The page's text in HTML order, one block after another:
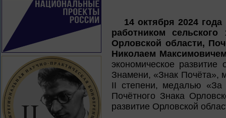
14 октября 2024 года
работником
Орловской области,
Николаем
экономическое развитие
Знамени, «Знак Почёта»,
II степени, медалью «За
Почётного Знака
развитие Орловской